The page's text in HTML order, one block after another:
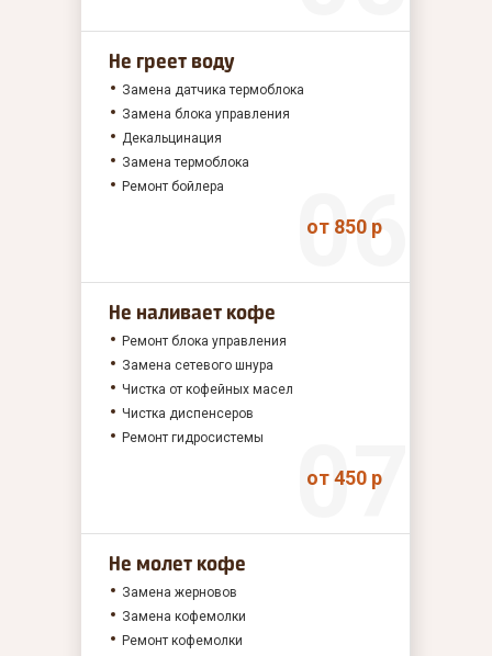
Не греет воду
Замена датчика термоблока
Замена блока управления
Декальцинация
Замена термоблока
Ремонт бойлера
от 850 р
Не наливает кофе
Ремонт блока управления
Замена сетевого шнура
Чистка от кофейных масел
Чистка диспенсеров
Ремонт гидросистемы
от 450 р
Не молет кофе
Замена жерновов
Замена кофемолки
Ремонт кофемолки